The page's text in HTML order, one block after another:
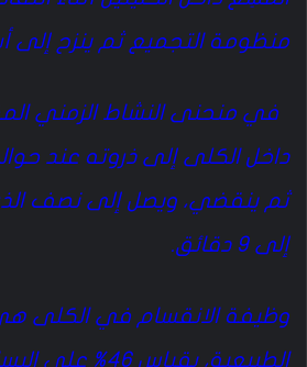
منظومة التجميع ثم ينزح إلى
في منحنى النشاط الزمني
إلى 9 دقائق.
وظيفة الانقسام في الكلى